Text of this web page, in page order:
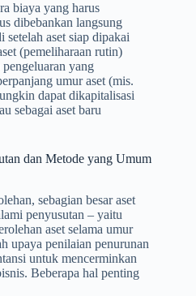
biaya yang harus
dibebankan langsung
setelah aset siap dipakai
(pemeliharaan rutin)
yang
umur aset (mis.
dapat dikapitalisasi
sebagai aset baru
dan Metode yang Umum
sebagian besar aset
penyusutan – yaitu
aset selama umur
upaya penilaian penurunan
untuk mencerminkan
Beberapa hal penting